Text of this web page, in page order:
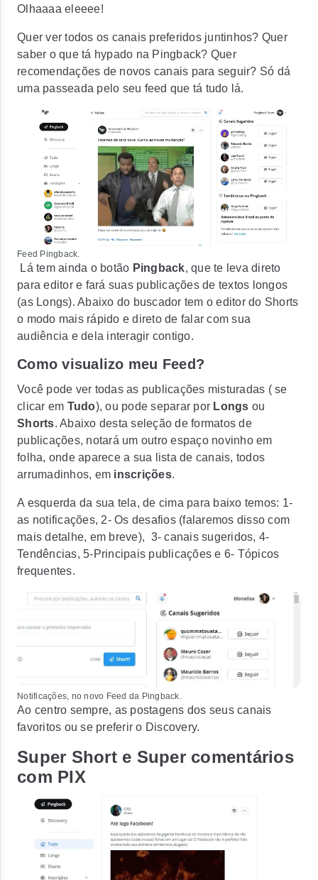
Olhaaaa eleeee!
Quer ver todos os canais preferidos juntinhos? Quer
saber o que tá hypado na Pingback? Quer
recomendações de novos canais para seguir? Só dá
uma passeada pelo seu feed que tá tudo lá.
Feed Pingback.
Lá tem ainda o botão Pingback, que te leva direto
para editor e fará suas publicações de textos longos
(as Longs). Abaixo do buscador tem o editor do Shorts
o modo mais rápido e direto de falar com sua
audiência e dela interagir contigo.
Como visualizo meu Feed?
Você pode ver todas as publicações misturadas ( se
clicar em Tudo), ou pode separar por Longs ou
Shorts. Abaixo desta seleção de formatos de
publicações, notará um outro espaço novinho em
folha, onde aparece a sua lista de canais, todos
arrumadinhos, em inscrições.
A esquerda da sua tela, de cima para baixo temos: 1-
as notificações, 2- Os desafios (falaremos disso com
mais detalhe, em breve), 3- canais sugeridos, 4-
Tendências, 5-Principais publicações e 6- Tópicos
frequentes.
Notificações, no novo Feed da Pingback.
Ao centro sempre, as postagens dos seus canais
favoritos ou se preferir o Discovery.
Super Short e Super comentários
com PIX